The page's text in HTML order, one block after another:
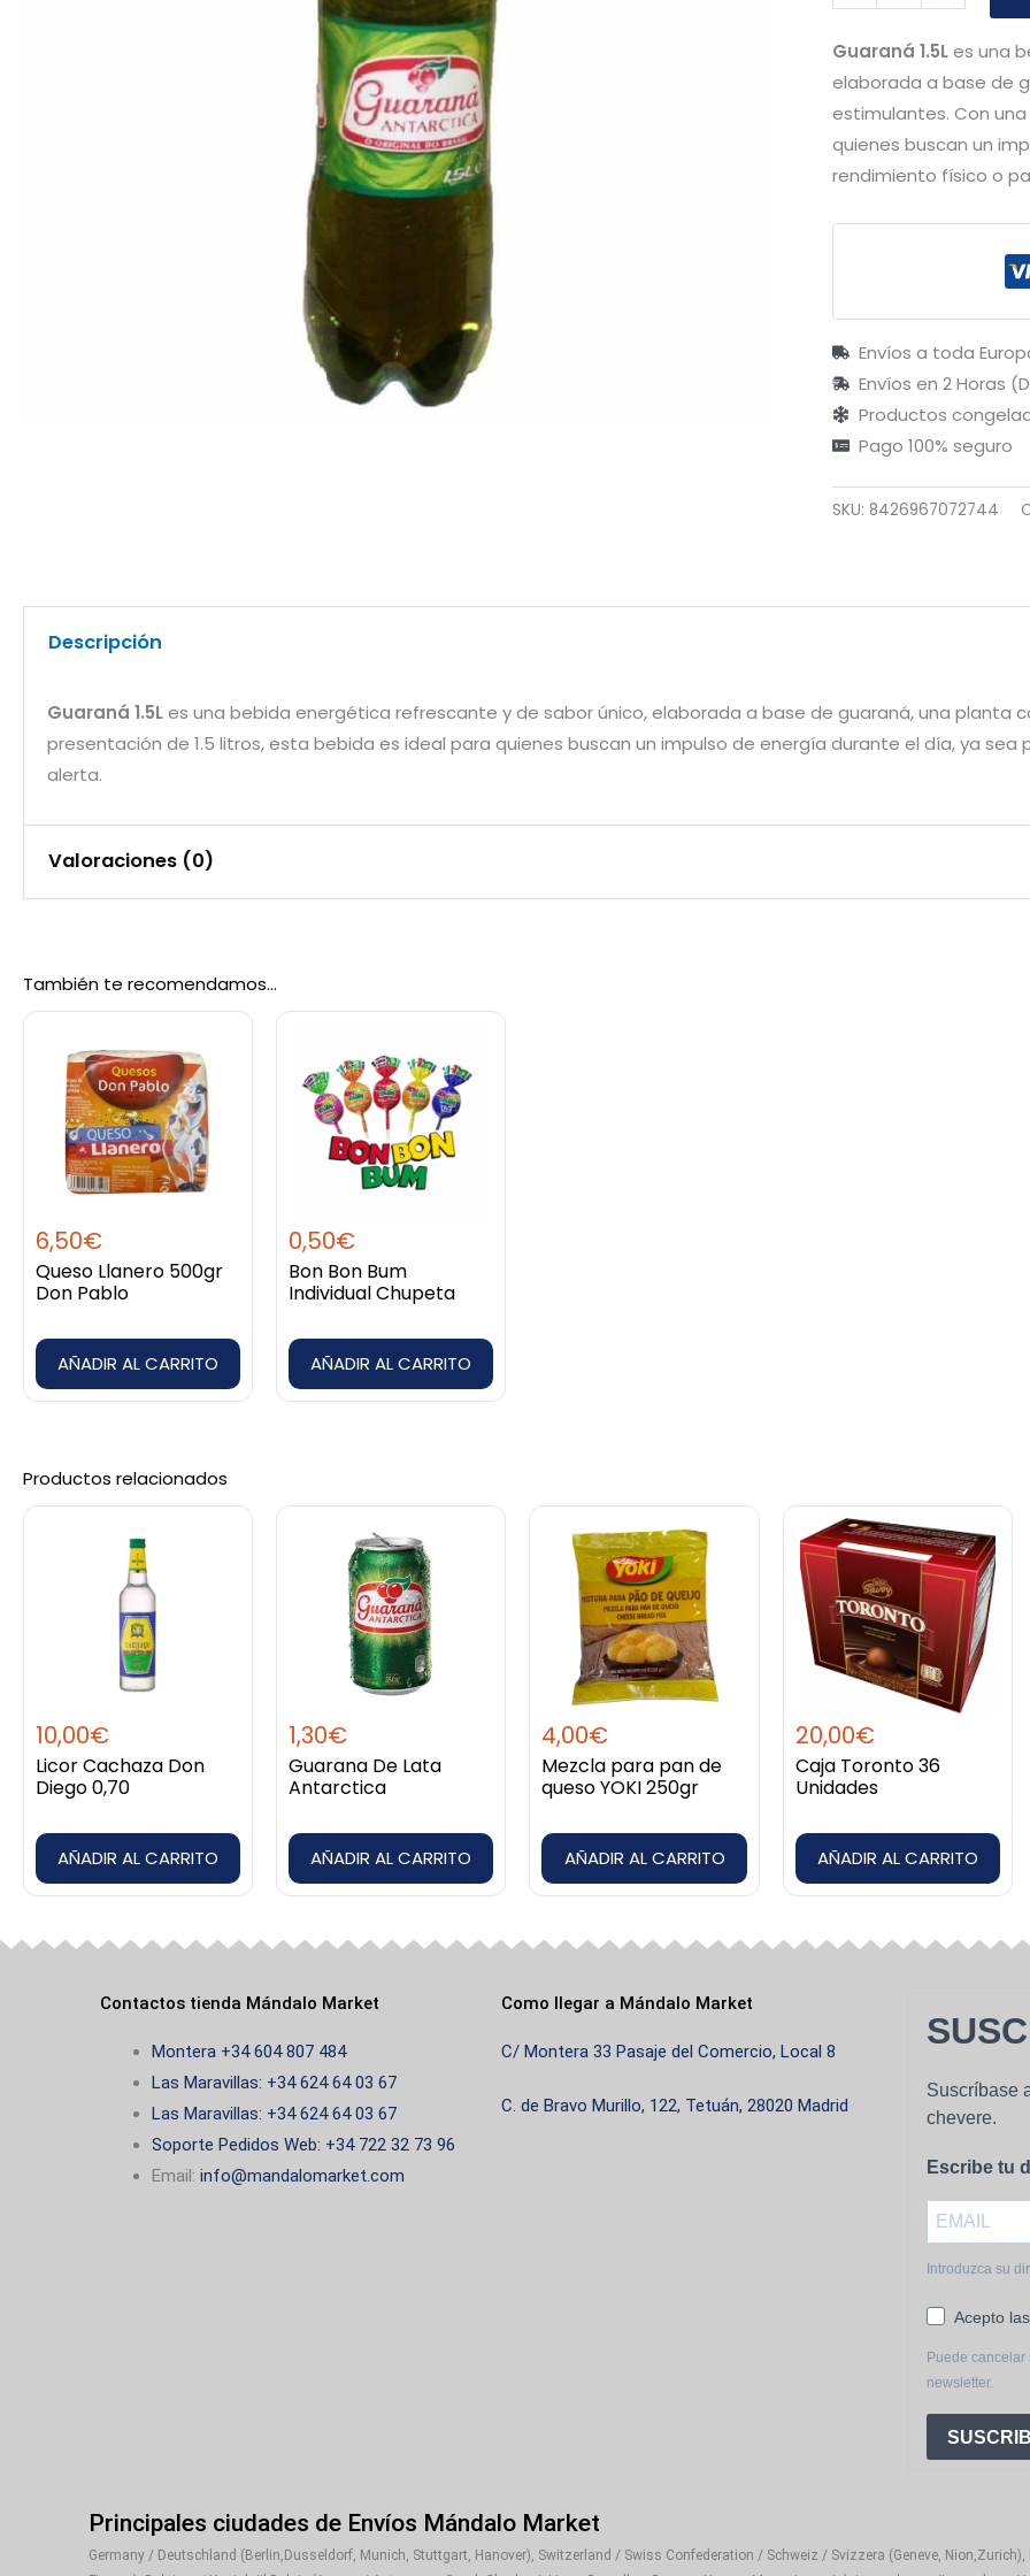
Guaraná 1.5Les una
elaborada a base de
estimulantes. Con
quienes buscan un
rendimiento físico o
Envíos a toda
Envíos en 2 Horas
Productos
Pago 100% seguro
SKU: 8426967072744
Descripción
Guaraná 1.5Les una bebida energética refrescante y de sabor único, elaborada a base de guaraná, una planta
presentación de 1.5 litros, esta bebida es ideal para quienes buscan un impulso de energía durante el día, ya
alerta.
Valoraciones (0)
Sé el primero en valorar “Guarana 1.5”
Debesacceder para publicar una valoración.
También te recomendamos…
6,50€
Queso Llanero 500gr
Don Pablo
AÑADIR AL CARRITO
0,50€
Bon Bon Bum
Individual Chupeta
AÑADIR AL CARRITO
Productos relacionados
10,00€
Licor Cachaza Don
Diego 0,70
AÑADIR AL CARRITO
1,30€
Guarana De Lata
Antarctica
AÑADIR AL CARRITO
4,00€
Mezcla para pan de
queso YOKI 250gr
AÑADIR AL CARRITO
20,00€
Caja Toronto 36
Unidades
AÑADIR AL CARRITO
Contactos tienda Mándalo Market
Montera +34 604 807 484
Las Maravillas: +34 624 64 03 67
Las Maravillas: +34 624 64 03 67
Soporte Pedidos Web: +34 722 32 73 96
Email:info@mandalomarket.com
Como llegar a Mándalo Market
C/ Montera 33 Pasaje del Comercio, Local 8
C. de Bravo Murillo, 122, Tetuán, 28020 Madrid
Suscríbase
chevere.
Escribe tu
Introduzca su
Acepto
Puede
newsletter.
Principales ciudades de Envíos Mándalo Market
Germany / Deutschland (Berlin,Dusseldorf, Munich, Stuttgart, Hanover), Switzerland / Swiss Confederation / Schweiz / Svizzera (Geneve,